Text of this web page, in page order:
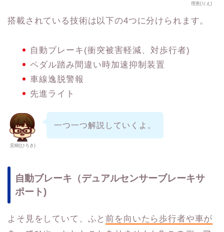
理恵(りえ)
搭載されている技術は以下の4つに分けられます。
自動ブレーキ(衝突被害軽減、対歩行者)
ペダル踏み間違い時加速抑制装置
車線逸脱警報
先進ライト
宏樹(ひろき)
一つ一つ解説していくよ。
自動ブレーキ（デュアルセンサーブレーキサ
ポート)
よそ見をしていて、ふと前を向いたら歩行者や車が